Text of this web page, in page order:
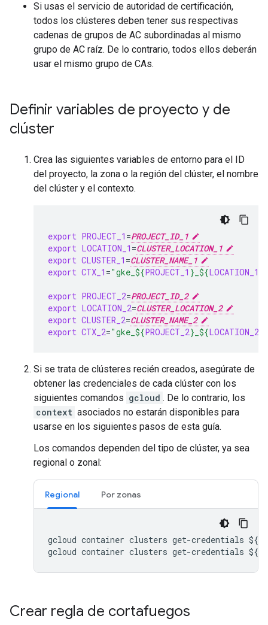
Si usas el servicio de autoridad de certificación,
todos los clústeres deben tener sus respectivas
cadenas de grupos de AC subordinadas al mismo
grupo de AC raíz. De lo contrario, todos ellos deberán
usar el mismo grupo de CAs.
Definir variables de proyecto y de
clúster
Crea las siguientes variables de entorno para el ID
del proyecto, la zona o la región del clúster, el nombre
del clúster y el contexto.
export PROJECT_1 =PROJECT_ID_1
export LOCATION_1 =CLUSTER_LOCATION_1
export CLUSTER_1 =CLUSTER_NAME_1
export CTX_1 ="gke_ ${PROJECT_1 } ${LOCATION_1
export PROJECT_2=PROJECT_ID_2
export LOCATION_2=CLUSTER_LOCATION_2
export CLUSTER_2=CLUSTER_NAME_2
export CTX_2="gke_ ${PROJECT_2} ${LOCATION_2
Si se trata de clústeres recién creados, asegúrate de
obtener las credenciales de cada clúster con los
siguientes comandos gcloud . De lo contrario, los
context asociados no estarán disponibles para
usarse en los siguientes pasos de esta guía.
Los comandos dependen del tipo de clúster, ya sea
regional o zonal:
Regional Por zonas
gcloud container clusters get-credentials
Crear regla de cortafuegos